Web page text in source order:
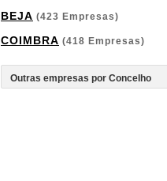
BEJA (423 Empresas)
COIMBRA (418 Empresas)